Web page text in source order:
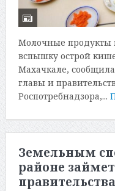
Молочные продукты
вспышку острой
Махачкале,
главы и
Роспотребнадзора,...
Земельным
районе
правительства